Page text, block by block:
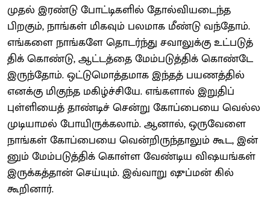
முதல் இரண்டு போட்​டிகளில் தோல்​வியடைந்த
பிறகும், நாங்​கள் மிக​வும் பலமாக மீண்டு வந்​தோம்.
எங்​களை நாங்​களே தொடர்ந்து சவாலுக்கு உட்​படுத்​
திக் கொண்​டு, ஆட்​டத்தை மேம்படுத்​திக் கொண்டே
இருந்​தோம். ஒட்​டுமொத்​த​மாக இந்​தத் பயணத்​தில்
எனக்கு மிகுந்த மகிழ்ச்​சி​யே. எங்​களால் இறு​திப்
புள்ளியைத் தாண்​டிச் சென்று கோப்​பையை வெல்ல
முடி​யாமல் போயிருக்​கலாம். ஆனால், ஒரு​வேளை
நாங்​கள் கோப்​பையை வென்​றிருந்​தா​லும் கூட, இன்​
னும் மேம்​படுத்​திக் கொள்ள வேண்டிய விஷ​யங்​கள்
இருக்​கத்​தான் செய்​யும்​. இவ்​வாறு ஷுப்மன்​ கில்
கூறினார்.